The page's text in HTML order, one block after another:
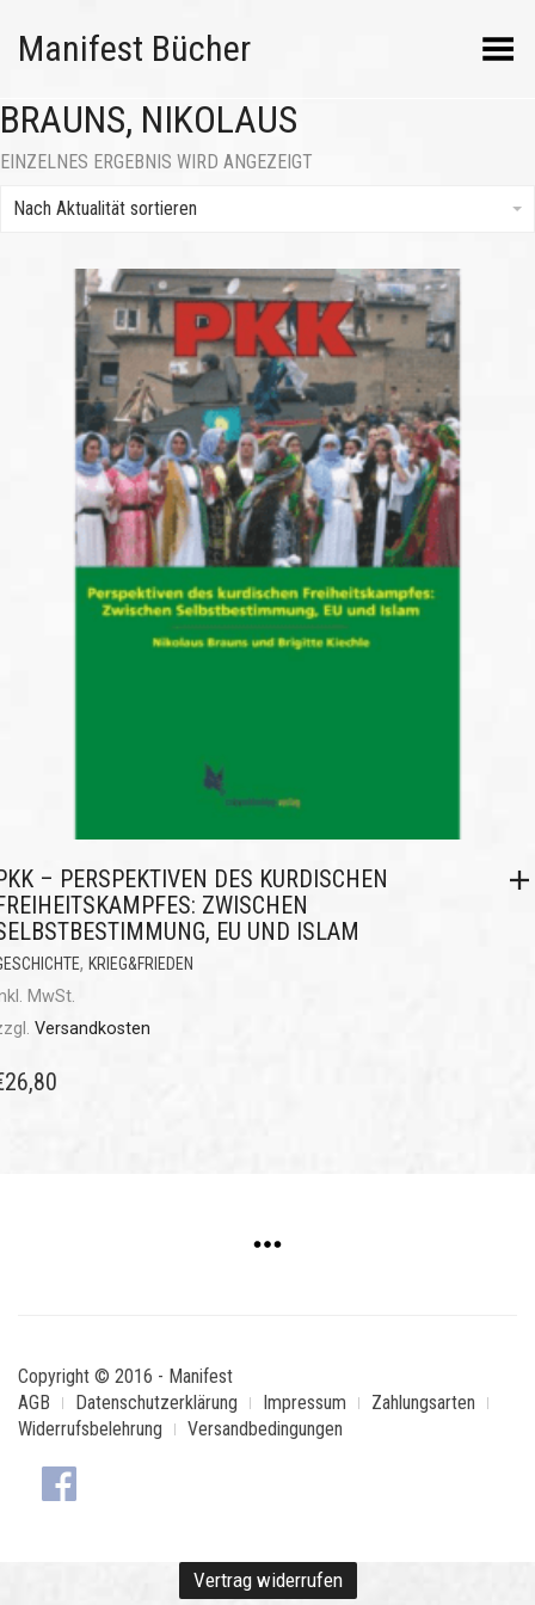
Manifest Bücher Menü umschalten
BRAUNS, NIKOLAUS
EINZELNES ERGEBNIS WIRD ANGEZEIGT
Nach Aktualität sortieren
– PERSPEKTIVEN DES KURDISCHEN
ZWISCHEN
EU UND ISLAM
, KRIEG&FRIEDEN
MwSt.
Versandkosten
26,80
Copyright © 2016 - Manifest
AGB
Datenschutzerklärung Impressum
Zahlungsarten
Widerrufsbelehrung
Versandbedingungen
Vertrag widerrufen